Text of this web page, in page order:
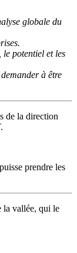
globale du
potentiel et les
à être
de la direction
prendre les
la vallée, qui le